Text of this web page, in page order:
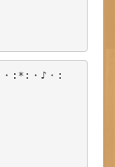
・:*:・♪・: